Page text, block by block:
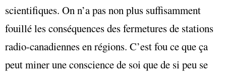
scientifiques. On n’a pas non plus suffisamment
fouillé les conséquences des fermetures de stations
radio-canadiennes en régions. C’est fou ce que ça
peut miner une conscience de soi que de si peu se